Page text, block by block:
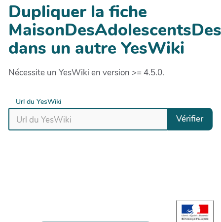
Dupliquer la fiche
dans un autre YesWiki
Nécessite un YesWiki en version >= 4.5.0.
Url du YesWiki
Vérifier